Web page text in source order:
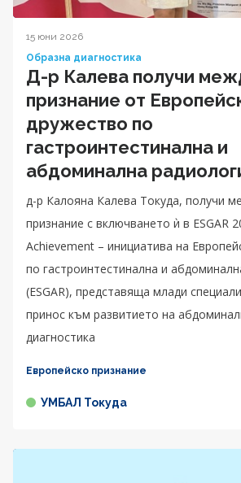
15 юни 2026
Образна диагностика
Д-р Калева получи
признание от
дружество по
гастроинтестинална и
абдоминална
д-р Калояна Калева Токуда, получи
признание с включването ѝ в ESGAR
Achievement – инициатива на
по гастроинтестинална и
(ESGAR), представяща млади
принос към развитието на
диагностика
Европейско признание
УМБАЛ Токуда